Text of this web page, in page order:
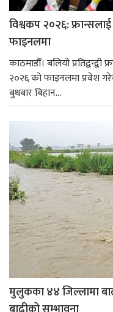
विश्वकप २०२६:
फाइनलमा
काठमाडौँ। बलियो
२०२६ को फाइनलमा प्रवेश
बुधबार बिहान...
मुलुकका ४४ जिल्लामा